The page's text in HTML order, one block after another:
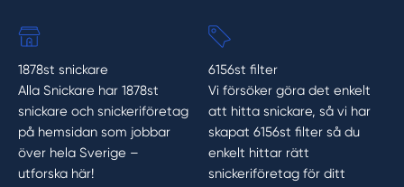
1878st snickare
Alla Snickare har 1878st
snickare och snickeriföretag
på hemsidan som jobbar
över hela Sverige –
utforska här!
6156st filter
Vi försöker göra det enkelt
att hitta snickare, så vi har
skapat 6156st filter så du
enkelt hittar rätt
snickeriföretag för ditt